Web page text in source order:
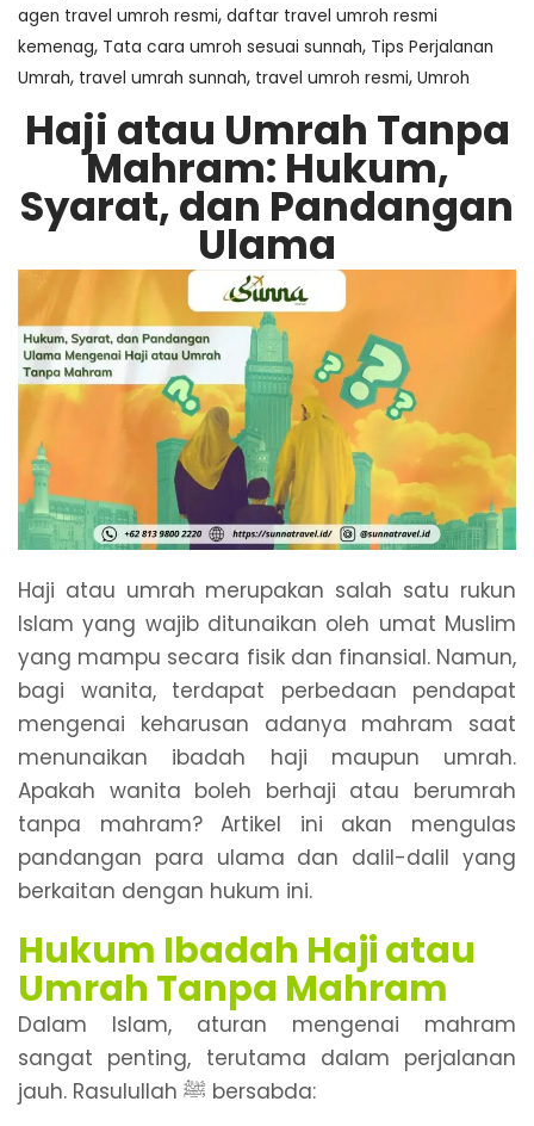
agen travel umroh resmi, daftar travel umroh resmi
kemenag, Tata cara umroh sesuai sunnah, Tips Perjalanan
Umrah, travel umrah sunnah, travel umroh resmi, Umroh
Haji atau Umrah Tanpa
Mahram: Hukum,
Syarat, dan Pandangan
Ulama
Haji atau umrah merupakan salah satu rukun
Islam yang wajib ditunaikan oleh umat Muslim
yang mampu secara fisik dan finansial. Namun,
bagi wanita, terdapat perbedaan pendapat
mengenai keharusan adanya mahram saat
menunaikan ibadah haji maupun umrah.
Apakah wanita boleh berhaji atau berumrah
tanpa mahram? Artikel ini akan mengulas
pandangan para ulama dan dalil-dalil yang
berkaitan dengan hukum ini.
Hukum Ibadah Haji atau
Umrah Tanpa Mahram
Dalam Islam, aturan mengenai mahram
sangat penting, terutama dalam perjalanan
jauh. Rasulullah ﷺ bersabda: